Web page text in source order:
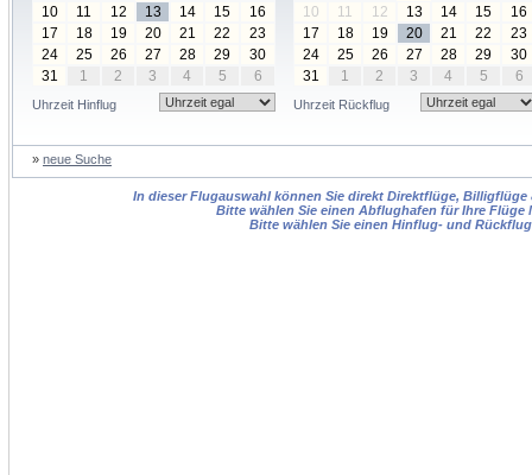
10
11 12 13 14 15
16
17
18 19 20 21 22
23
24
25 26 27 28 29
30
31
1 2 3 4 5 6
Uhrzeit Hinflug
10
11 12 13 14 15
16
17
18 19 20 21 22
23
24
25 26 27 28 29
30
31
1 2 3 4 5 6
Uhrzeit Rückflug
» neue Suche
In dieser Flugauswahl können Sie direkt Direktflüge,
Bitte wählen Sie einen Abflughafen für Ihre Flüge
Bitte wählen Sie einen Hinflug- und